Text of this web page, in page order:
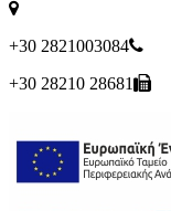
+30 2821003084
+30 28210 28681